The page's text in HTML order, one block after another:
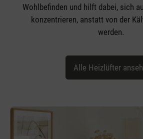
Wohlbefinden und hilft dabei, sich
konzentrieren, anstatt von der
werden.
Alle Heizlüfter